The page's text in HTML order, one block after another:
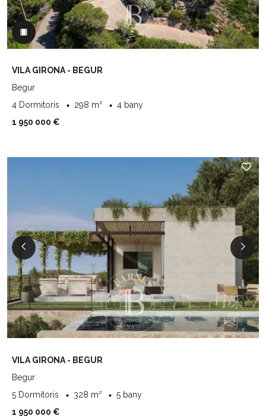
VILA GIRONA - BEGUR
Begur
4 Dormitoris
298 m²
4 bany
1 950 000 €
VILA GIRONA - BEGUR
Begur
5 Dormitoris
328 m²
5 bany
1 950 000 €